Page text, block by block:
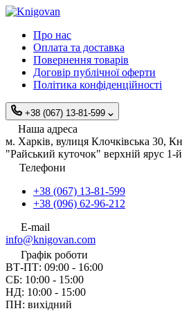
Про нас
Оплата та доставка
Повернення товарів
Договір публічної оферти
Політика конфіденційності
+38 (067) 13-81-599
Наша адреса
м. Харків, вулиця Клочківська 30,
"Райський куточок" верхній ярус 1-
Телефони
+38 (067) 13-81-599
+38 (096) 62-96-212
E-mail
info@knigovan.com
Графік роботи
ВТ-ПТ: 09:00 - 16:00
СБ: 10:00 - 15:00
НД: 10:00 - 15:00
ПН: вихідний